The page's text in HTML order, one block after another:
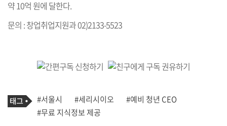
약 10억 원에 달한다.
문의 : 창업취업지원과 02)2133-5523
기
사
관
련
태
그
#서울시 #세리시이오
#예비 청년 CEO
#무료 지식정보 제공